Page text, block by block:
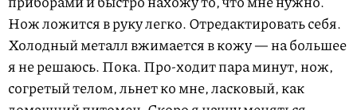
Нож ложится в руку легко. Отредактировать себя.
Холодный металл вжимается в кожу — на большее
я не решаюсь. Пока. Про-ходит пара минут, нож,
согретый телом, льнет ко мне, ласковый, как